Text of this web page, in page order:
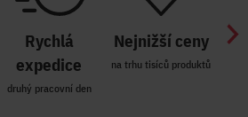
Rychlá
expedice
druhý pracovní den
Nejnižší ceny
na trhu tisíců produktů